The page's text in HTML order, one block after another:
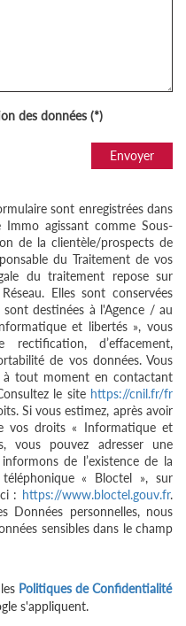
des données (*)
Envoyer
sont enregistrées dans
agissant comme Sous-
de la clientèle/prospects de
du Traitement de vos
du traitement repose sur
Elles sont conservées
destinées à l'Agence / au
et libertés », vous
d’effacement,
de vos données. Vous
tout moment en contactant
le site https://cnil.fr/fr
Si vous estimez, après avoir
vos droits « Informatique et
vous pouvez adresser une
de l’existence de la
« Bloctel », sur
: https://www.bloctel.gouv.fr.
Données personnelles, nous
sensibles dans le champ
Politiques de Confidentialité
s'appliquent.